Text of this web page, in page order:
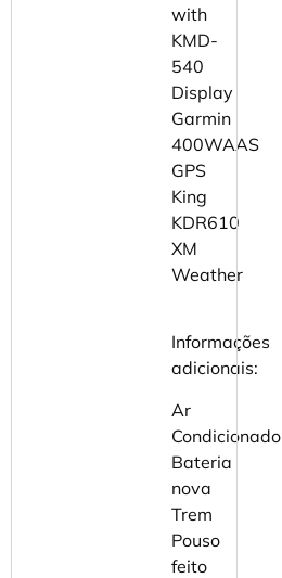
with
KMD-
540
Display
Garmin
400WAAS
GPS
King
KDR610
XM
Weather
Informações
adicionais:
Ar
Condicionado
⁠Bateria
nova
⁠Trem
Pouso
feito